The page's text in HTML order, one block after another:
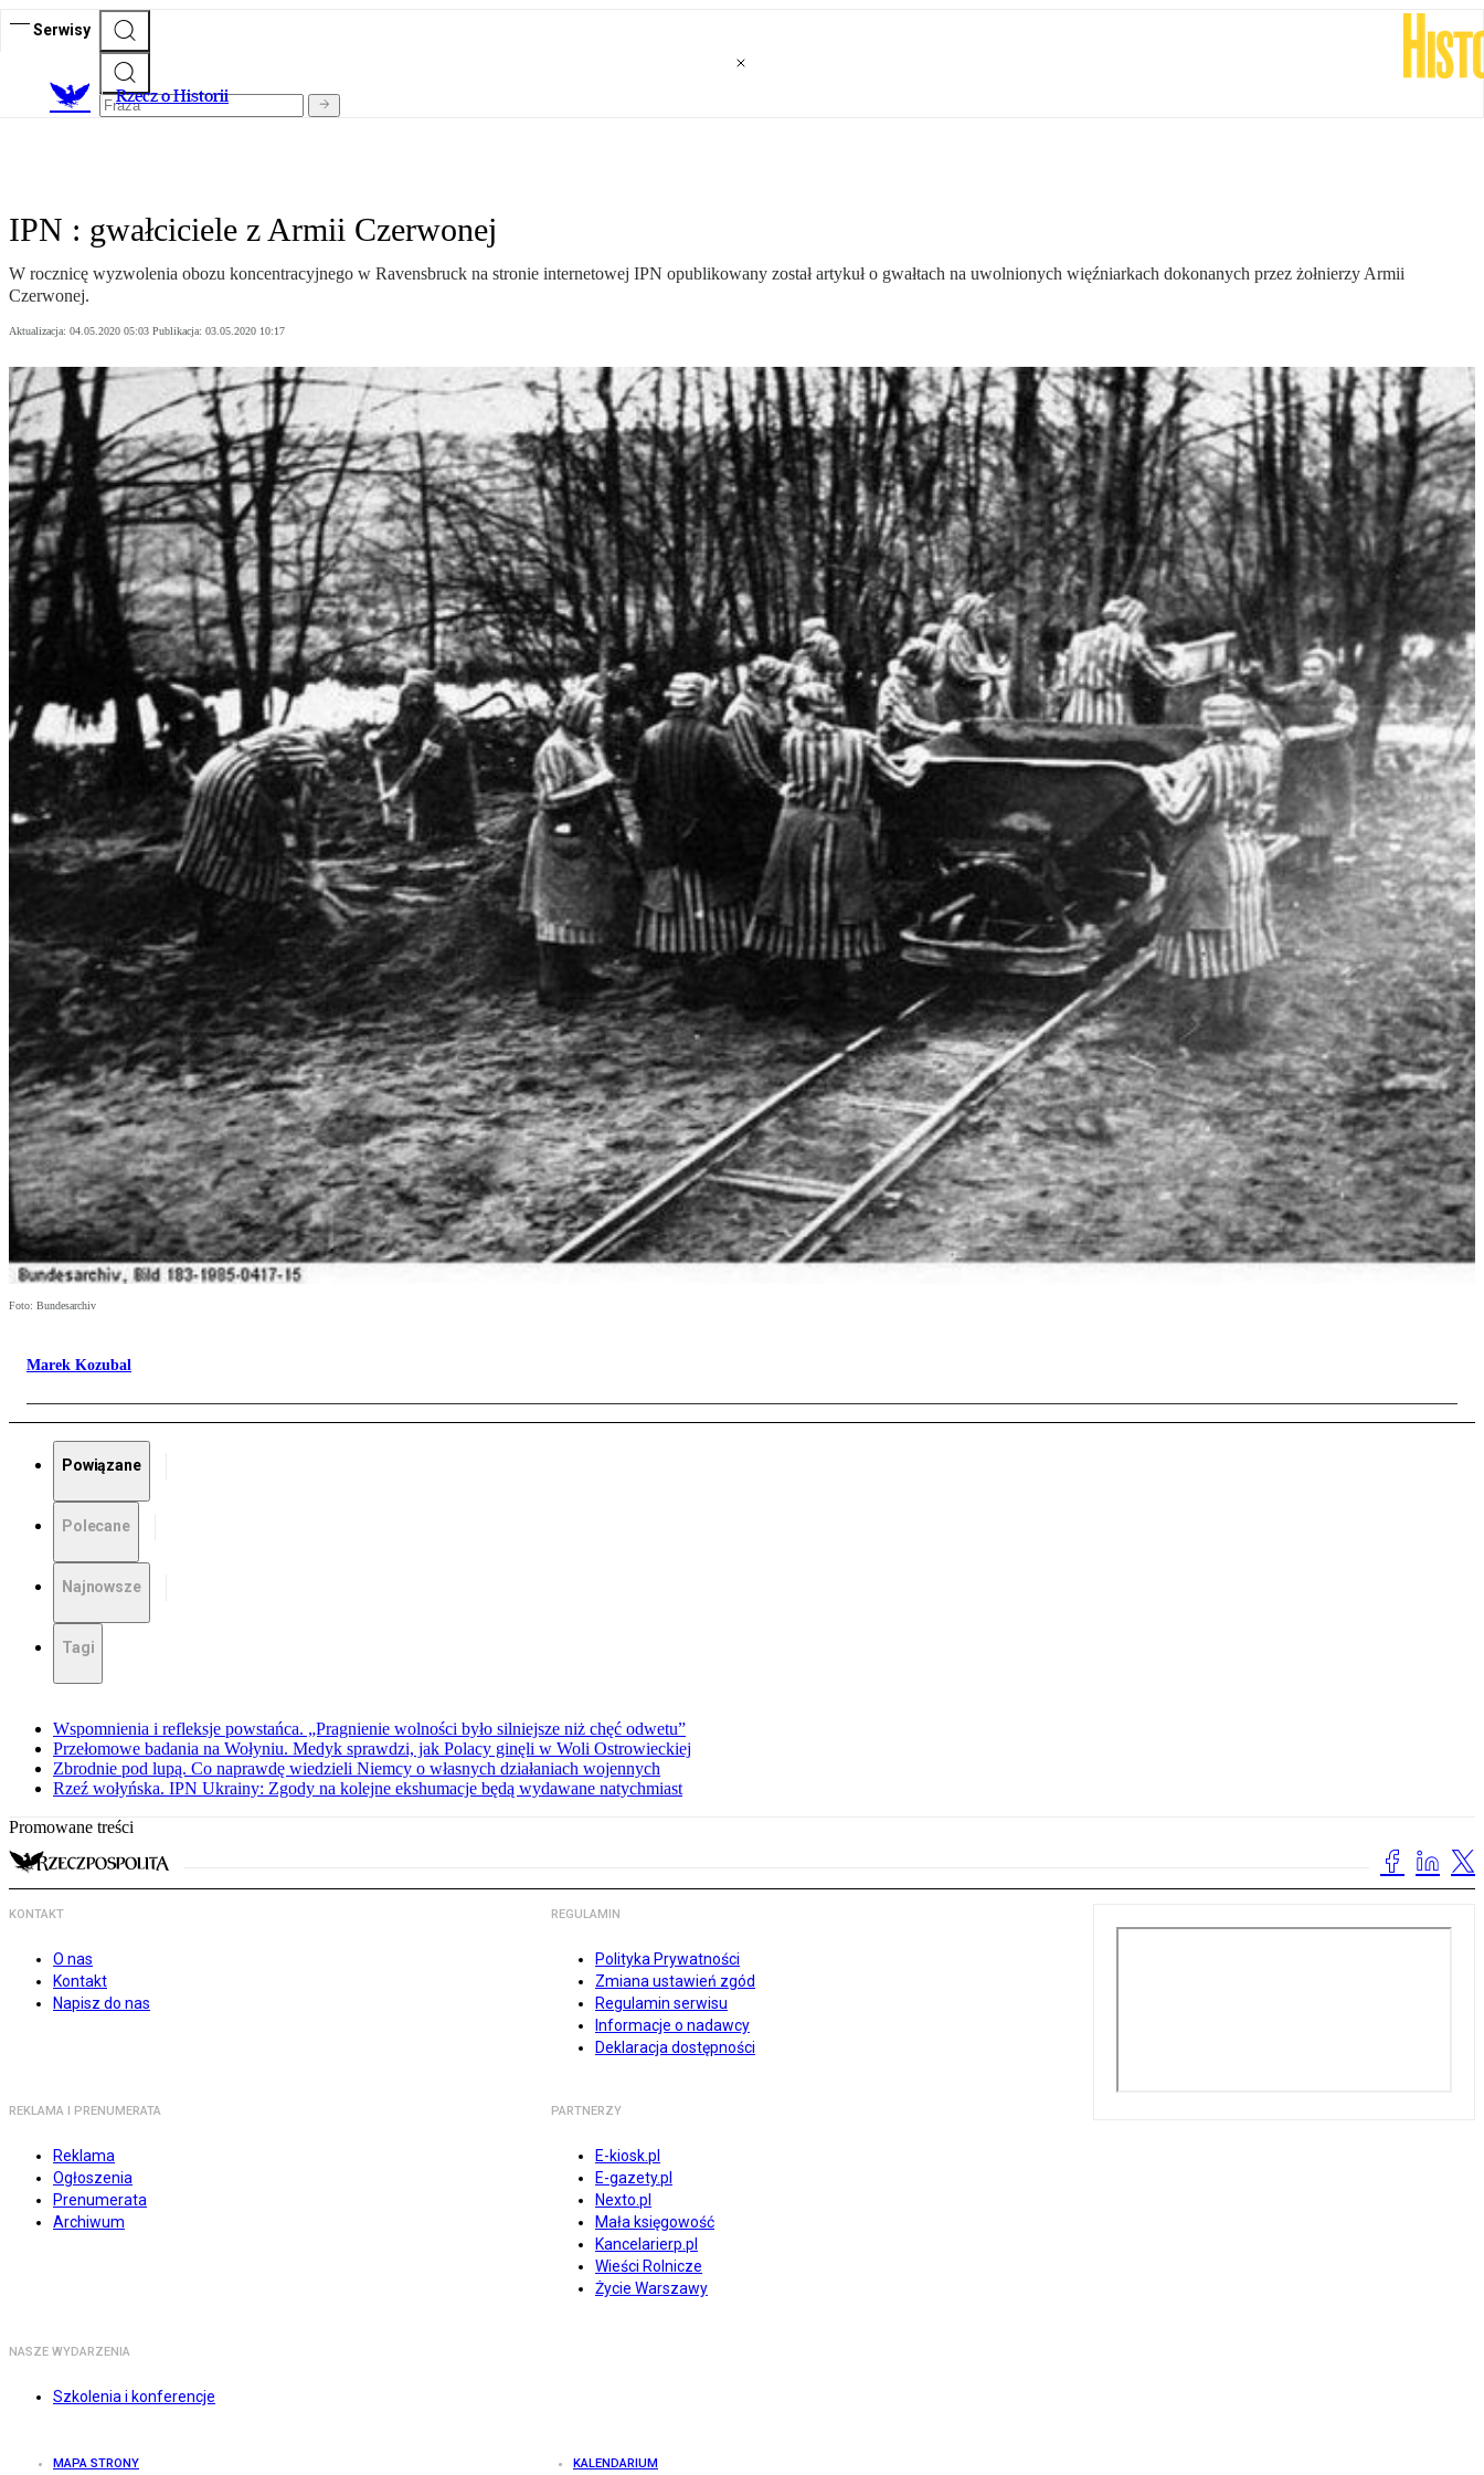
Serwisy
Rzecz o Historii
IPN : gwałciciele z Armii Czerwonej
W rocznicę wyzwolenia obozu koncentracyjnego w Ravensbruck na stronie internetowej IPN opublikowany został artykuł o gwałtach na uwolnionych więźniarkach dokonanych przez żołnierzy Armii
Czerwonej.
Aktualizacja: 04.05.2020 05:03 Publikacja: 03.05.2020 10:17
Foto: Bundesarchiv
Marek Kozubal
Powiązane
Polecane
Najnowsze
Tagi
Wspomnienia i refleksje powstańca. „Pragnienie wolności było silniejsze niż chęć odwetu”
Przełomowe badania na Wołyniu. Medyk sprawdzi, jak Polacy ginęli w Woli Ostrowieckiej
Zbrodnie pod lupą. Co naprawdę wiedzieli Niemcy o własnych działaniach wojennych
Rzeź wołyńska. IPN Ukrainy: Zgody na kolejne ekshumacje będą wydawane natychmiast
Promowane treści
KONTAKT
O nas
Kontakt
Napisz do nas
REGULAMIN
Polityka Prywatności
Zmiana ustawień zgód
Regulamin serwisu
Informacje o nadawcy
Deklaracja dostępności
REKLAMA I PRENUMERATA
Reklama
Ogłoszenia
Prenumerata
Archiwum
PARTNERZY
E-kiosk.pl
E-gazety.pl
Nexto.pl
Mała księgowość
Kancelarierp.pl
Wieści Rolnicze
Życie Warszawy
NASZE WYDARZENIA
Szkolenia i konferencje
MAPA STRONY KALENDARIUM